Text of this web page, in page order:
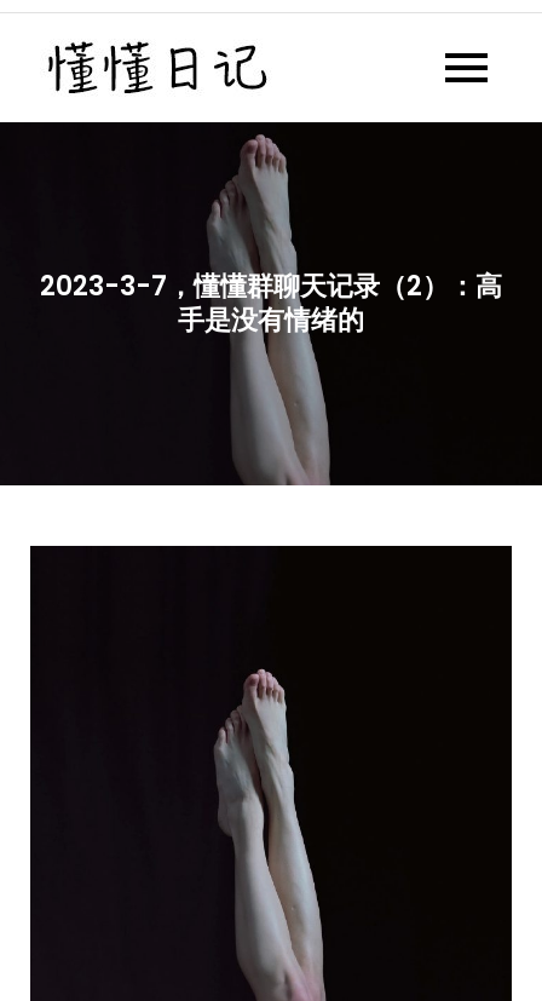
Skip
content
懂懂日记网每天同步更新懂懂学
2023-3-7，懂懂群聊天记录（2）：高
手是没有情绪的